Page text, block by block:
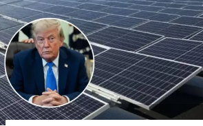
Trump impone arancel
polisilicio, clave para
paneles solares y
semiconductores